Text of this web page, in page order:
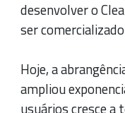
desenvolver o
ser
Hoje, a
ampliou
usuários cresce a